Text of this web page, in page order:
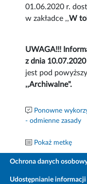
01.06.2020 r.
w zakładce ,,W
UWAGA!!!
z dnia
jest pod
,,Archiwalne".
Ponowne
- odmienne zasady
Pokaż metkę
Ochrona danych
Udostępnianie